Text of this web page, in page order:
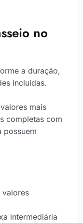
no
a duração,
incluídas.
mais
completas com
possuem
valores
intermediária